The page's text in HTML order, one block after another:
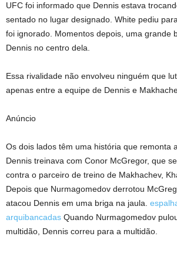
UFC foi informado que Dennis estava
sentado no lugar designado. White pediu
foi ignorado. Momentos depois, uma grande
Dennis no centro dela.
Essa rivalidade não envolveu ninguém que
apenas entre a equipe de Dennis e
Anúncio
Os dois lados têm uma história que remonta
Dennis treinava com Conor McGregor, que
contra o parceiro de treino de Makhachev,
Depois que Nurmagomedov derrotou
atacou Dennis em uma briga na jaula.
arquibancadas Quando Nurmagomedov
multidão, Dennis correu para a multidão.